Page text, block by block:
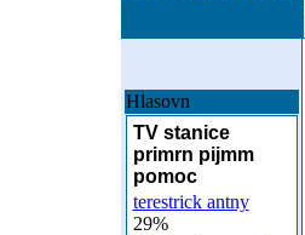
Hlasovn
TV stanice
primrn pijmm
pomoc
terestrick antny
29%